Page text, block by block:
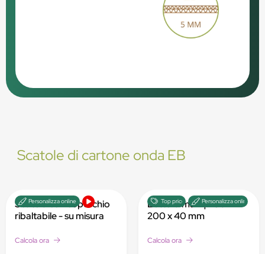
Scatole di cartone onda EB
Personalizza online
Scatola con coperchio
ribaltabile - su misura
Calcola ora
Top price Personalizza online
Lettera maxi | 280 x
200 x 40 mm
Calcola ora